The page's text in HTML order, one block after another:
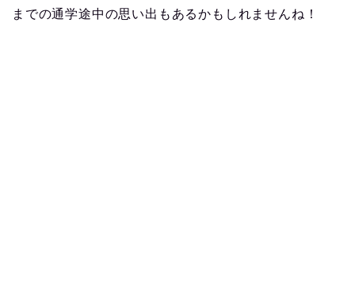
までの通学途中の思い出もあるかもしれませんね！